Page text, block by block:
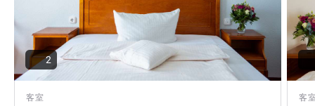
客室
2
客